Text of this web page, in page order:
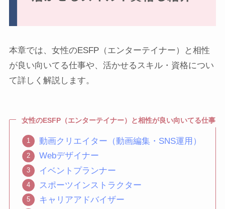
本章では、女性のESFP（エンターテイナー）と相性
が良い向いてる仕事や、活かせるスキル・資格につい
て詳しく解説します。
女性のESFP（エンターテイナー）と相性が良い向いてる仕事
動画クリエイター（動画編集・SNS運用）
Webデザイナー
イベントプランナー
スポーツインストラクター
キャリアアドバイザー